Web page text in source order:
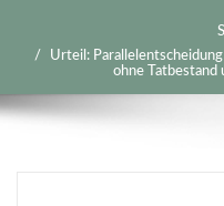
Urteil:
ohne Tatbestand